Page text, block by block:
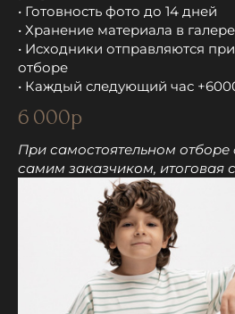
• Готовность фото до 14 дней
• Хранение материала в
• Исходники отправляются
отборе
• Каждый следующий час
6 000р
При самостоятельном
самим заказчиком, итоговая